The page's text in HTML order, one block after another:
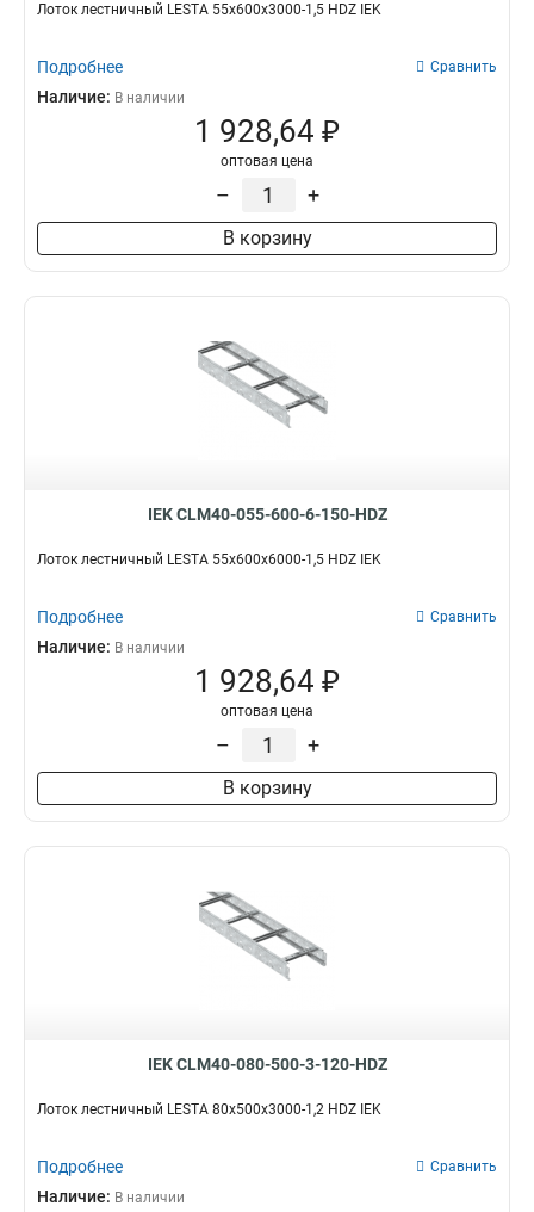
Лоток лестничный LESTA 55х600х3000-1,5 HDZ IEK
Подробнее Сравнить
Наличие: В наличии
1 928,64 ₽
оптовая цена
– +
В корзину
IEK CLM40-055-600-6-150-HDZ
Лоток лестничный LESTA 55х600х6000-1,5 HDZ IEK
Подробнее Сравнить
Наличие: В наличии
1 928,64 ₽
оптовая цена
– +
В корзину
IEK CLM40-080-500-3-120-HDZ
Лоток лестничный LESTA 80х500х3000-1,2 HDZ IEK
Подробнее Сравнить
Наличие: В наличии